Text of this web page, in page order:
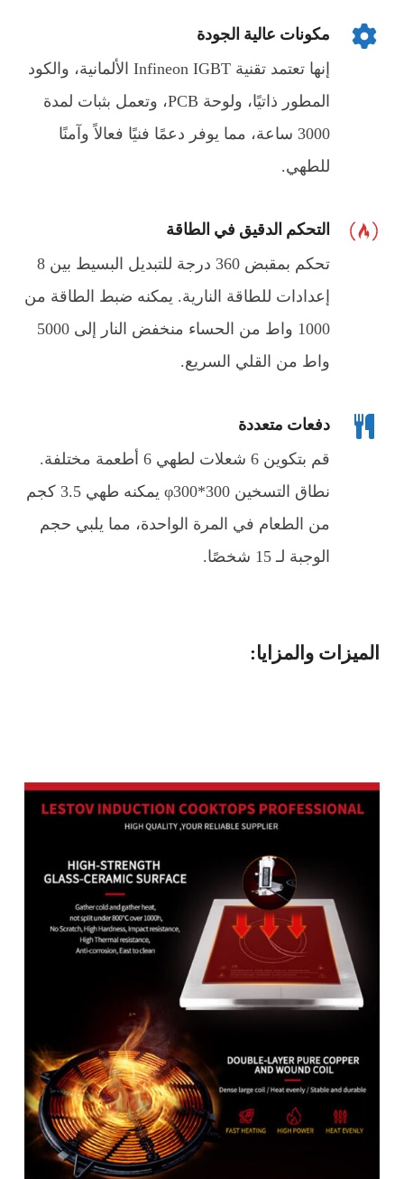
مكونات عالية الجودة
إنها تعتمد تقنية Infineon IGBT الألمانية، والكود
المطور ذاتيًا، ولوحة PCB، وتعمل بثبات لمدة
3000 ساعة، مما يوفر دعمًا فنيًا فعالاً وآمنًا
للطهي.
التحكم الدقيق في الطاقة
تحكم بمقبض 360 درجة للتبديل البسيط بين 8
إعدادات للطاقة النارية. يمكنه ضبط الطاقة من
1000 واط من الحساء منخفض النار إلى 5000
واط من القلي السريع.
دفعات متعددة
قم بتكوين 6 شعلات لطهي 6 أطعمة مختلفة.
نطاق التسخين φ300*300 يمكنه طهي 3.5 كجم
من الطعام في المرة الواحدة، مما يلبي حجم
الوجبة لـ 15 شخصًا.
الميزات والمزايا: